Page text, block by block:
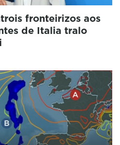
fronteirizos aos
de Italia tralo